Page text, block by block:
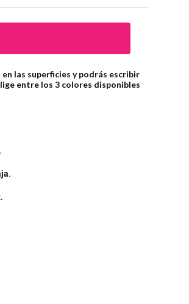
las superficies y podrás escribir
entre los 3 colores disponibles
.
.